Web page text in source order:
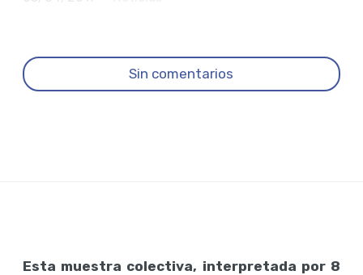
Sin comentarios
Esta muestra colectiva, interpretada por 8